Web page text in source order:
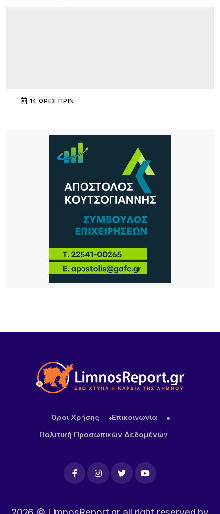
14 ΏΡΕΣ ΠΡΙΝ
14 ΏΡΕΣ ΠΡΙΝ
Λήμνος: Προγραμματισμένες διακοπές ρεύματος
14 ΏΡΕΣ ΠΡΙΝ
Πληρώνονται οι επιβάτες, παραμένουν
απλήρωτοι οι επιχειρηματίες: Τα δύο πρόσωπα
Το τραγικό περιστατικό με το αγριογούρουνο
προβληματίζει – Μήπως ήρθε η ώρα να δούμε
σοβαρά και το ζήτημα των ελαφιών στη Λήμνο;
Όροι Χρήσης
Επικοινωνία
Πολιτική Προσωπικών Δεδομένων